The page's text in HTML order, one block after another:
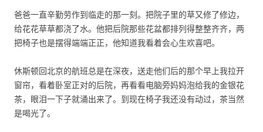
爸爸一直辛勤劳作到临走的那一刻。把院子里的草又修了修边，
给花花草草都浇了水。他把后院那些花盆都排列得整整齐齐，两
把椅子也是摆得端端正正，他知道我看着会心生欢喜吧。
休斯顿回北京的航班总是在深夜，送走他们后的那个早上我拉开
窗帘，看着卧室正对的后院，再看看电脑旁妈妈泡给我的金银花
茶，眼泪一下子就涌出来了。到现在椅子我还没有动过，茶当然
是喝光了。